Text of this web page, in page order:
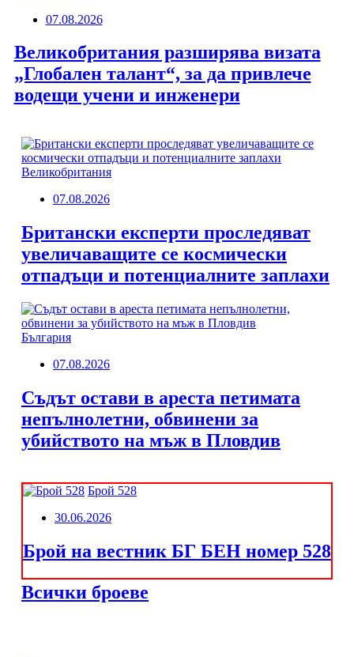
07.08.2026
Великобритания разширява визата
„Глобален талант“, за да привлече
водещи учени и инженери
Великобритания
07.08.2026
Британски експерти проследяват
увеличаващите се космически
отпадъци и потенциалните заплахи
България
07.08.2026
Съдът остави в ареста петимата
непълнолетни, обвинени за
убийството на мъж в Пловдив
Брой 528
30.06.2026
Брой на вестник БГ БЕН номер 528
Всички броеве